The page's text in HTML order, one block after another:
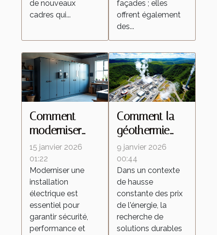
de nouveaux
cadres qui...
façades ; elles
offrent également
des...
Comment
moderniser
votre
installation
électrique pour
une efficacité
accrue ?
15 janvier 2026
01:22
Moderniser une
installation
électrique est
essentiel pour
garantir sécurité,
performance et
Comment la
géothermie
peut réduire
vos coûts
énergétiques ?
9 janvier 2026
00:44
Dans un contexte
de hausse
constante des prix
de l'énergie, la
recherche de
solutions durables